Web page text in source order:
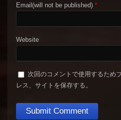
Email(will not be published) *
Website
次回のコメントで使用するため
レス、サイトを保存する。